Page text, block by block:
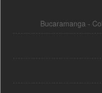
Bucaramanga -